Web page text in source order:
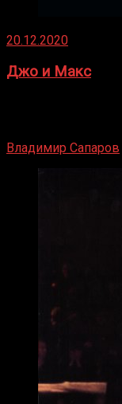
20.12.2020
Джо и Макс
Владимир Сапаров